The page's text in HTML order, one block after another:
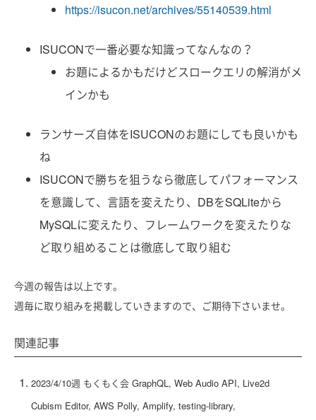
https://isucon.net/archives/55140539.html
ISUCONで一番必要な知識ってなんなの？
お題によるかもだけどスロークエリの解消がメ
インかも
ランサーズ自体をISUCONのお題にしても良いかも
ね
ISUCONで勝ちを狙うなら徹底してパフォーマンス
を意識して、言語を変えたり、DBをSQLiteから
MySQLに変えたり、フレームワークを変えたりな
ど取り組めることは徹底して取り組む
今週の報告は以上です。
週毎に取り組みを掲載していきますので、ご期待下さいませ。
関連記事
2023/4/10週 もくもく会 GraphQL, Web Audio API, Live2d
Cubism Editor, AWS Polly, Amplify, testing-library,